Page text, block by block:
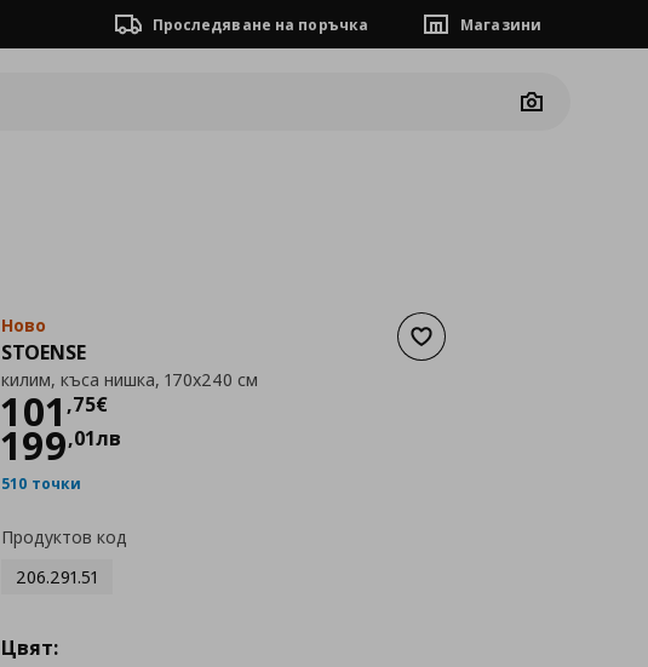
Проследяване на поръчка Магазини
Camera
Добави към списъка с
Ново
STOENSE
килим, къса нишка, 170x240 см
101 ,75€
Цена
199,01лв
510 точки
Продуктов код
206.291.51
Цвят: